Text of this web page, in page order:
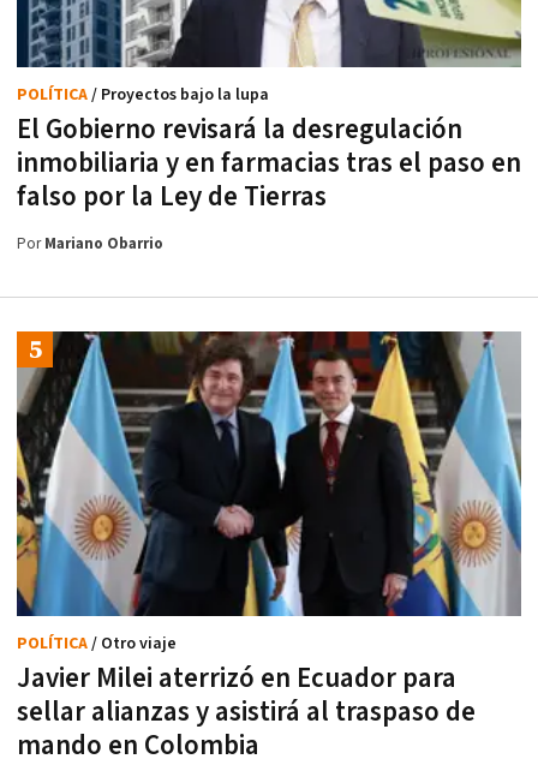
El Gobierno revisará la desregulación
inmobiliaria y en farmacias tras el paso en
falso por la Ley de Tierras
POLÍTICA/ Proyectos bajo la lupa
PorMariano Obarrio
Javier Milei aterrizó en Ecuador para
sellar alianzas y asistirá al traspaso de
mando en Colombia
POLÍTICA/ Otro viaje